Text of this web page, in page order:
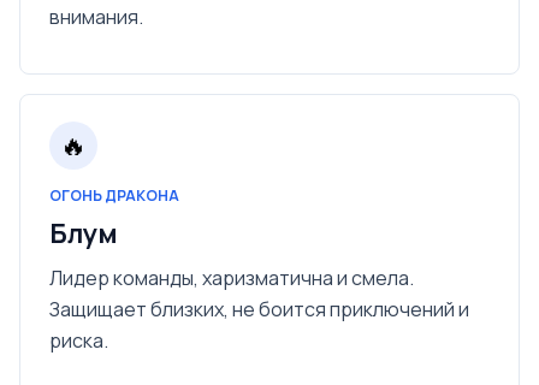
внимания.
🔥
ОГОНЬ ДРАКОНА
Блум
Лидер команды, харизматична и смела.
Защищает близких, не боится приключений и
риска.